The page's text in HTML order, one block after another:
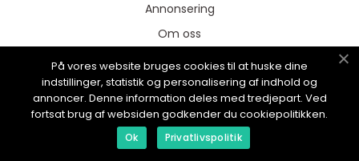
Annonsering
Om oss
Kontakta oss
Sitemap
På vores website bruges cookies til at huske dine
indstillinger, statistik og personalisering af indhold og
annoncer. Denne information deles med tredjepart. Ved
fortsat brug af websiden godkender du cookiepolitikken.
Ok Privatlivspolitik